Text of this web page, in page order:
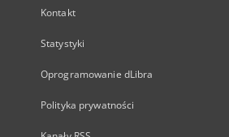
Kontakt
Statystyki
Oprogramowanie dLibra
Polityka prywatności